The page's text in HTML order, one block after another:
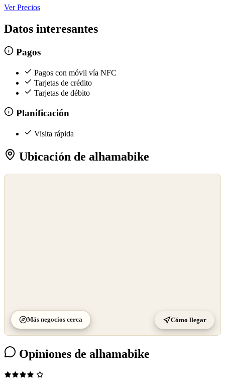
Ver Precios
Datos interesantes
Pagos
Pagos con móvil vía NFC
Tarjetas de crédito
Tarjetas de débito
Planificación
Visita rápida
Ubicación de alhamabike
Más negocios cerca Cómo llegar
Opiniones de alhamabike